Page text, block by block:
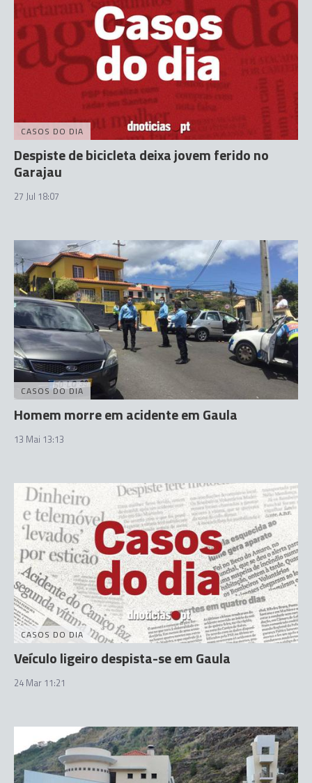
CASOS DO DIA
Despiste de bicicleta deixa jovem ferido no
Garajau
27 Jul 18:07
CASOS DO DIA
Homem morre em acidente em Gaula
13 Mai 13:13
CASOS DO DIA
Veículo ligeiro despista-se em Gaula
24 Mar 11:21